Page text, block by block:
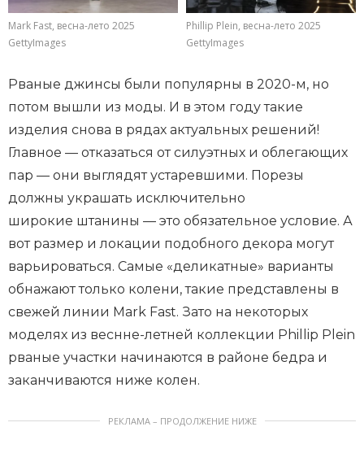
Mark Fast, весна-лето 2025
GettyImages
Phillip Plein, весна-лето 2025
GettyImages
Рваные джинсы были популярны в 2020-м, но
потом вышли из моды. И в этом году такие
изделия снова в рядах актуальных решений!
Главное — отказаться от силуэтных и облегающих
пар — они выглядят устаревшими. Порезы
должны украшать исключительно
широкие штанины — это обязательное условие. А
вот размер и локации подобного декора могут
варьироваться. Самые «деликатные» варианты
обнажают только колени, такие представлены в
свежей линии Mark Fast. Зато на некоторых
моделях из веснне-летней коллекции Phillip Plein
рваные участки начинаются в районе бедра и
заканчиваются ниже колен.
РЕКЛАМА – ПРОДОЛЖЕНИЕ НИЖЕ